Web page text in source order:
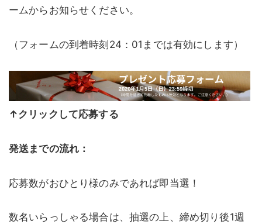
ームからお知らせください。
（フォームの到着時刻24：01までは有効にします）
↑クリックして応募する
発送までの流れ：
応募数がおひとり様のみであれば即当選！
数名いらっしゃる場合は、抽選の上、締め切り後1週